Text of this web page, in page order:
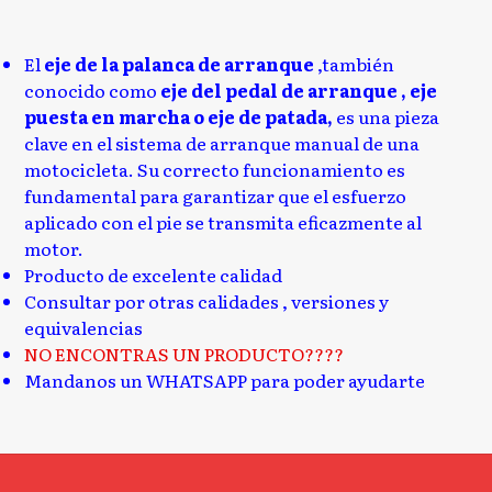
Eleje de la palanca de arranque ,también
conocido como eje del pedal de arranque , eje
puesta en marcha o eje de patada, es una pieza
clave en el sistema de arranque manual de una
motocicleta. Su correcto funcionamiento es
fundamental para garantizar que el esfuerzo
aplicado con el pie se transmita eficazmente al
motor.
Producto de excelente calidad
Consultar por otras calidades , versiones y
equivalencias
NO ENCONTRAS UN PRODUCTO????
Mandanos un WHATSAPP para poder ayudarte